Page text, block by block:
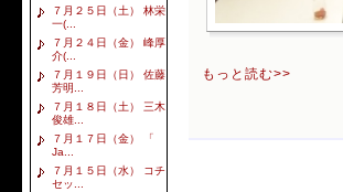
７月２５日（土） 林栄
一(...
７月２４日（金） 峰厚
介(...
７月１９日（日） 佐藤
芳明...
７月１８日（土） 三木
俊雄...
７月１７日（金） 「
Ja...
７月１５日（水） コチ
セッ...
もっと読む>>